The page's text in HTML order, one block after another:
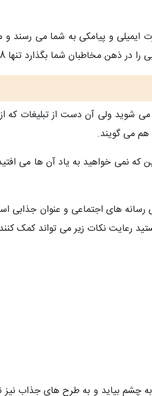
ایمیلی و پیامکی به شما می
بگذارد تنها 8 ثانیه تاثیه فرصت دارید.
می شوید ولی آن دست از تبلیغات که
می گویند.
که نمی خواهید به یاد آن ها می
های اجتماعی و عنوان جذابی
رعایت نکات زیر می تواند کمک
چشم بیاید و به طرح های جذاب نیز